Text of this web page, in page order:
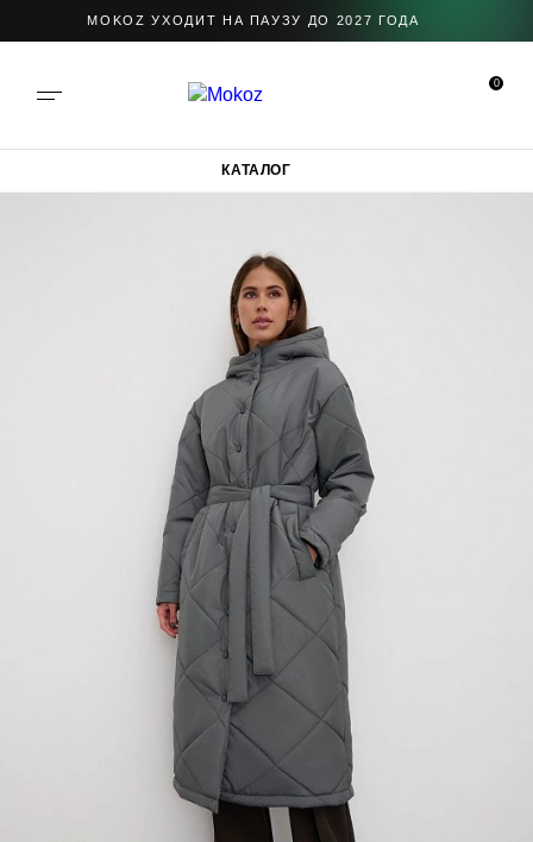
MOKOZ УХОДИТ НА ПАУЗУ ДО 2027 ГОДА
0